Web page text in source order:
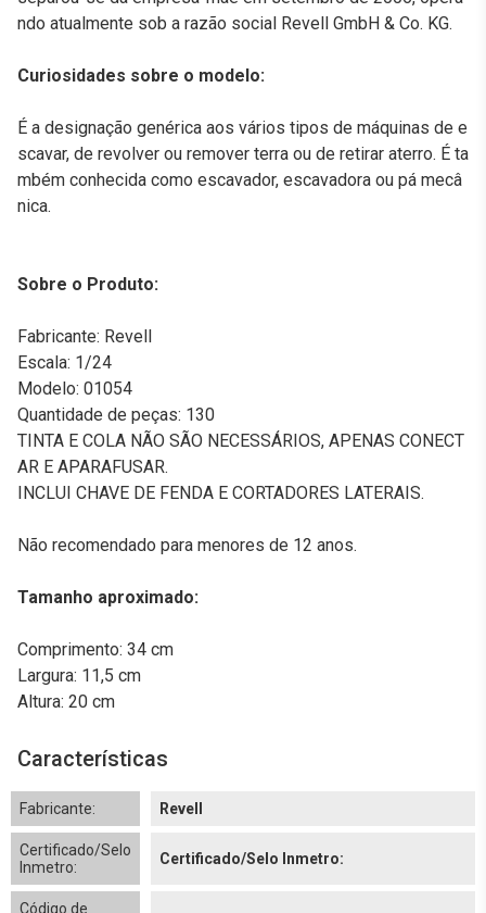
ndo atualmente sob a razão social Revell GmbH & Co. KG.
Curiosidades sobre o modelo:
É a designação genérica aos vários tipos de máquinas de e
scavar, de revolver ou remover terra ou de retirar aterro. É ta
mbém conhecida como escavador, escavadora ou pá mecâ
nica.
Sobre o Produto:
Fabricante: Revell
Escala: 1/24
Modelo: 01054
Quantidade de peças: 130
TINTA E COLA NÃO SÃO NECESSÁRIOS, APENAS CONECT
AR E APARAFUSAR.
INCLUI CHAVE DE FENDA E CORTADORES LATERAIS.
Não recomendado para menores de 12 anos.
Tamanho aproximado:
Comprimento: 34 cm
Largura: 11,5 cm
Altura: 20 cm
Características
Fabricante: Revell
Certificado/Selo
Inmetro:
Certificado/Selo Inmetro:
Código de